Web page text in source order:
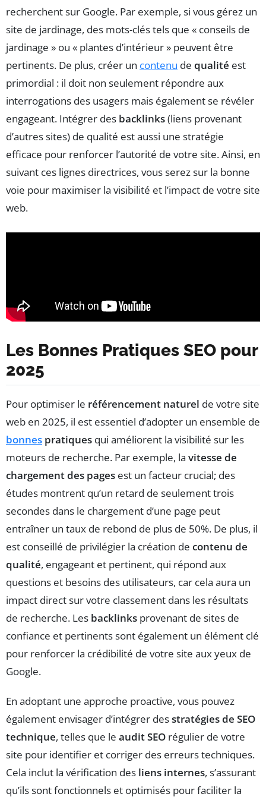
recherchent sur Google. Par exemple, si vous gérez un
site de jardinage, des mots-clés tels que « conseils de
jardinage » ou « plantes d’intérieur » peuvent être
pertinents. De plus, créer un contenu de qualité est
primordial : il doit non seulement répondre aux
interrogations des usagers mais également se révéler
engageant. Intégrer des backlinks(liens provenant
d’autres sites) de qualité est aussi une stratégie
efficace pour renforcer l’autorité de votre site. Ainsi, en
suivant ces lignes directrices, vous serez sur la bonne
voie pour maximiser la visibilité et l’impact de votre site
web.
Les Bonnes Pratiques SEO pour
2025
Pour optimiser le référencement naturel de votre site
web en 2025, il est essentiel d’adopter un ensemble de
bonnes pratiques qui améliorent la visibilité sur les
moteurs de recherche. Par exemple, la vitesse de
chargement des pages est un facteur crucial; des
études montrent qu’un retard de seulement trois
secondes dans le chargement d’une page peut
entraîner un taux de rebond de plus de 50%. De plus, il
est conseillé de privilégier la création de contenu de
qualité, engageant et pertinent, qui répond aux
questions et besoins des utilisateurs, car cela aura un
impact direct sur votre classement dans les résultats
de recherche. Les backlinks provenant de sites de
confiance et pertinents sont également un élément clé
pour renforcer la crédibilité de votre site aux yeux de
Google.
En adoptant une approche proactive, vous pouvez
également envisager d’intégrer desstratégies de SEO
technique, telles que le audit SEO régulier de votre
site pour identifier et corriger des erreurs techniques.
Cela inclut la vérification des liens internes, s’assurant
qu’ils sont fonctionnels et optimisés pour faciliter la